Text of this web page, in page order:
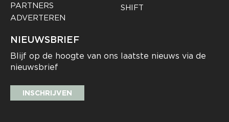
PARTNERS
ADVERTEREN
SHIFT
NIEUWSBRIEF
Blijf op de hoogte van ons laatste nieuws via de
nieuwsbrief
INSCHRIJVEN